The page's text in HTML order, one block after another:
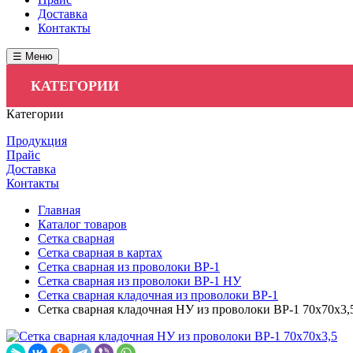
Доставка
Контакты
☰ Меню
КАТЕГОРИИ
Категории
Продукция
Прайс
Доставка
Контакты
Главная
Каталог товаров
Сетка сварная
Сетка сварная в картах
Сетка сварная из проволоки ВР-1
Сетка сварная из проволоки ВР-1 НУ
Сетка сварная кладочная из проволоки ВР-1
Сетка сварная кладочная НУ из проволоки ВР-1